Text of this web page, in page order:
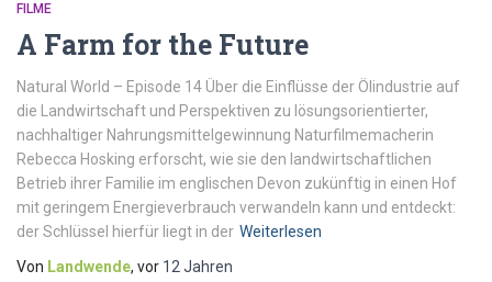
FILME
A Farm for the Future
Natural World – Episode 14 Über die Einflüsse der Ölindustrie auf
die Landwirtschaft und Perspektiven zu lösungsorientierter,
nachhaltiger Nahrungsmittelgewinnung Naturfilmemacherin
Rebecca Hosking erforscht, wie sie den landwirtschaftlichen
Betrieb ihrer Familie im englischen Devon zukünftig in einen Hof
mit geringem Energieverbrauch verwandeln kann und entdeckt:
der Schlüssel hierfür liegt in der Weiterlesen
Von Landwende, vor 12 Jahren